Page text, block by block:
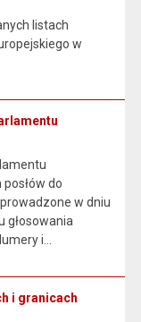
listach
w
do
w dniu
głosowania
i…
i granicach